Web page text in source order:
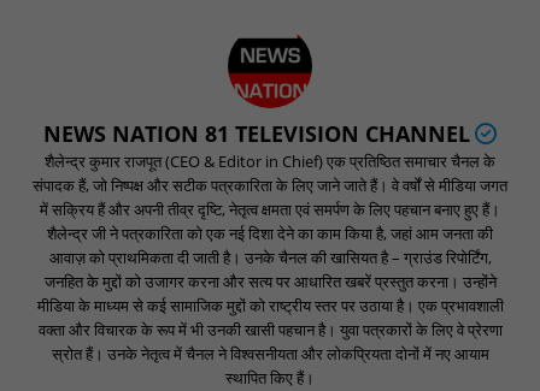
NEWS NATION 81 TELEVISION CHANNEL
शैलेन्द्र कुमार राजपूत (CEO & Editor in Chief) एक प्रतिष्ठित समाचार चैनल के
संपादक हैं, जो निष्पक्ष और सटीक पत्रकारिता के लिए जाने जाते हैं। वे वर्षों से मीडिया जगत
में सक्रिय हैं और अपनी तीव्र दृष्टि, नेतृत्व क्षमता एवं समर्पण के लिए पहचान बनाए हुए हैं।
शैलेन्द्र जी ने पत्रकारिता को एक नई दिशा देने का काम किया है, जहां आम जनता की
आवाज़ को प्राथमिकता दी जाती है। उनके चैनल की खासियत है – ग्राउंड रिपोर्टिंग,
जनहित के मुद्दों को उजागर करना और सत्य पर आधारित खबरें प्रस्तुत करना। उन्होंने
मीडिया के माध्यम से कई सामाजिक मुद्दों को राष्ट्रीय स्तर पर उठाया है। एक प्रभावशाली
वक्ता और विचारक के रूप में भी उनकी खासी पहचान है। युवा पत्रकारों के लिए वे प्रेरणा
स्रोत हैं। उनके नेतृत्व में चैनल ने विश्वसनीयता और लोकप्रियता दोनों में नए आयाम
स्थापित किए हैं।